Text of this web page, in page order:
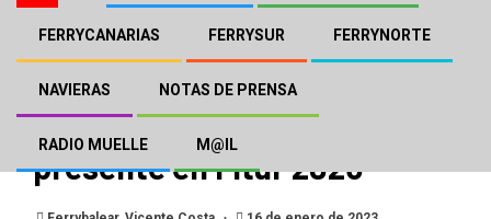
FERRYCANARIAS FERRYSUR FERRYNORTE
NAVIERAS NOTAS DE PRENSA
RADIO MUELLE M@IL
Naviera Armas
Trasmediterránea estará
presente en Fitur 2023